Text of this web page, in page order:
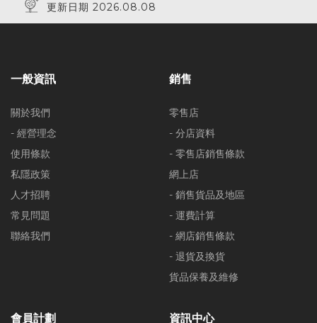
更新日期 2026.08.08
一般資訊
關於我們
- 經營理念
使用條款
私隱政策
人才招聘
常見問題
聯絡我們
銷售
零售店
- 分店資料
- 零售店銷售條款
網上店
- 銷售貨品及地區
- 運費計算
- 網店銷售條款
- 退貨及換貨
貨品保養及維修
會員計劃 資訊中心